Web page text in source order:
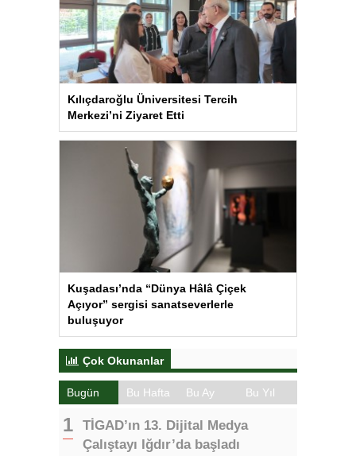
Kılıçdaroğlu Üniversitesi Tercih
Merkezi’ni Ziyaret Etti
Kuşadası’nda “Dünya Hâlâ Çiçek
Açıyor” sergisi sanatseverlerle
buluşuyor
Çok Okunanlar
Bugün Bu Hafta Bu Ay Bu Yıl
TİGAD’ın 13. Dijital Medya
Çalıştayı Iğdır’da başladı